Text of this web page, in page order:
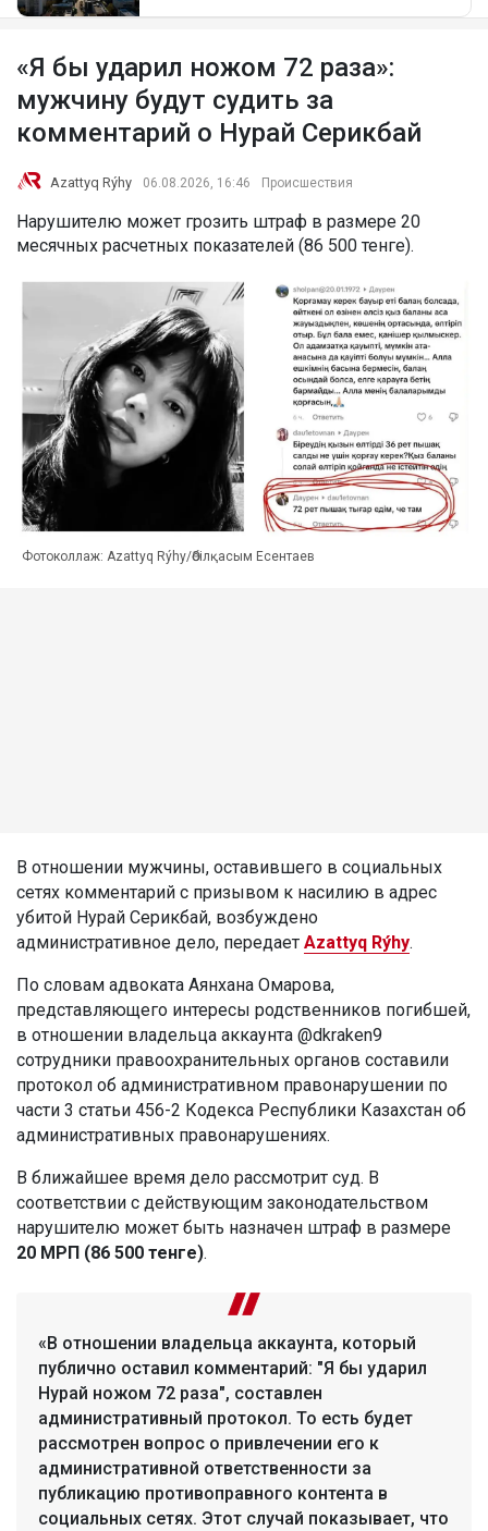
«Я бы ударил ножом 72 раза»:
мужчину будут судить за
комментарий о Нурай Серикбай
Azattyq Rýhy 06.08.2026, 16:46 Происшествия
Нарушителю может грозить штраф в размере 20
месячных расчетных показателей (86 500 тенге).
Фотоколлаж: Azattyq Rýhy/Әбілқасым Есентаев
В отношении мужчины, оставившего в социальных
сетях комментарий с призывом к насилию в адрес
убитой Нурай Серикбай, возбуждено
административное дело, передает Azattyq Rýhy.
По словам адвоката Аянхана Омарова,
представляющего интересы родственников погибшей,
в отношении владельца аккаунта @dkraken9
сотрудники правоохранительных органов составили
протокол об административном правонарушении по
части 3 статьи 456-2 Кодекса Республики Казахстан об
административных правонарушениях.
В ближайшее время дело рассмотрит суд. В
соответствии с действующим законодательством
нарушителю может быть назначен штраф в размере
20 МРП (86 500 тенге).
«В отношении владельца аккаунта, который
публично оставил комментарий: "Я бы ударил
Нурай ножом 72 раза", составлен
административный протокол. То есть будет
рассмотрен вопрос о привлечении его к
административной ответственности за
публикацию противоправного контента в
социальных сетях. Этот случай показывает, что